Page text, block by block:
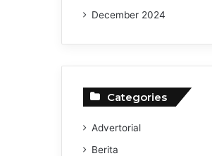
December 2024
Categories
Advertorial
Berita